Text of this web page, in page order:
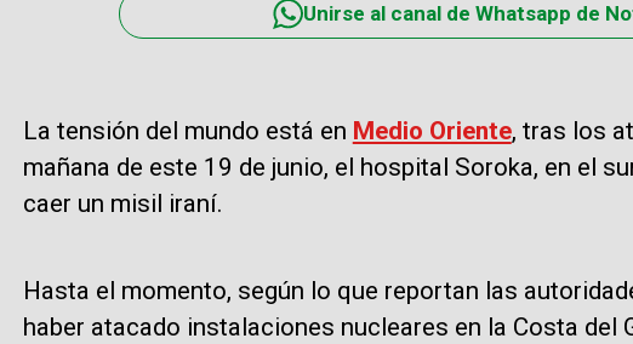
Unirse al canal de Whatsapp de
La tensión del mundo está en Medio Oriente, tras los
mañana de este 19 de junio, el hospital Soroka, en el
caer un misil iraní.
Hasta el momento, según lo que reportan las
haber atacado instalaciones nucleares en la Costa del